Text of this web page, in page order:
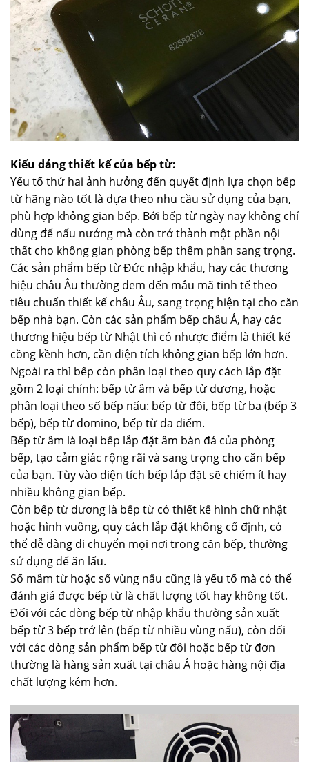
Kiểu dáng thiết kế của bếp từ:
Yếu tố thứ hai ảnh hưởng đến quyết định lựa chọn bếp
từ hãng nào tốt là dựa theo nhu cầu sử dụng của bạn,
phù hợp không gian bếp. Bởi bếp từ ngày nay không chỉ
dùng để nấu nướng mà còn trở thành một phần nội
thất cho không gian phòng bếp thêm phần sang trọng.
Các sản phẩm bếp từ Đức nhập khẩu, hay các thương
hiệu châu Âu thường đem đến mẫu mã tinh tế theo
tiêu chuẩn thiết kế châu Âu, sang trọng hiện tại cho căn
bếp nhà bạn. Còn các sản phẩm bếp châu Á, hay các
thương hiệu bếp từ Nhật thì có nhược điểm là thiết kế
cồng kềnh hơn, cần diện tích không gian bếp lớn hơn.
Ngoài ra thì bếp còn phân loại theo quy cách lắp đặt
gồm 2 loại chính: bếp từ âm và bếp từ dương, hoặc
phân loại theo số bếp nấu: bếp từ đôi, bếp từ ba (bếp 3
bếp), bếp từ domino, bếp từ đa điểm.
Bếp từ âm là loại bếp lắp đặt âm bàn đá của phòng
bếp, tạo cảm giác rộng rãi và sang trọng cho căn bếp
của bạn. Tùy vào diện tích bếp lắp đặt sẽ chiếm ít hay
nhiều không gian bếp.
Còn bếp từ dương là bếp từ có thiết kế hình chữ nhật
hoặc hình vuông, quy cách lắp đặt không cố định, có
thể dễ dàng di chuyển mọi nơi trong căn bếp, thường
sử dụng để ăn lẩu.
Số mâm từ hoặc số vùng nấu cũng là yếu tố mà có thể
đánh giá được bếp từ là chất lượng tốt hay không tốt.
Đối với các dòng bếp từ nhập khẩu thường sản xuất
bếp từ 3 bếp trở lên (bếp từ nhiều vùng nấu), còn đối
với các dòng sản phẩm bếp từ đôi hoặc bếp từ đơn
thường là hàng sản xuất tại châu Á hoặc hàng nội địa
chất lượng kém hơn.